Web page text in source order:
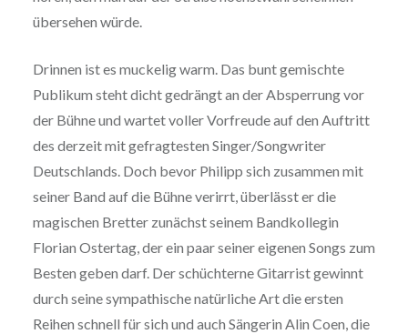
übersehen würde.
Drinnen ist es muckelig warm. Das bunt gemischte
Publikum steht dicht gedrängt an der Absperrung vor
der Bühne und wartet voller Vorfreude auf den Auftritt
des derzeit mit gefragtesten Singer/Songwriter
Deutschlands. Doch bevor Philipp sich zusammen mit
seiner Band auf die Bühne verirrt, überlässt er die
magischen Bretter zunächst seinem Bandkollegin
Florian Ostertag, der ein paar seiner eigenen Songs zum
Besten geben darf. Der schüchterne Gitarrist gewinnt
durch seine sympathische natürliche Art die ersten
Reihen schnell für sich und auch Sängerin Alin Coen, die